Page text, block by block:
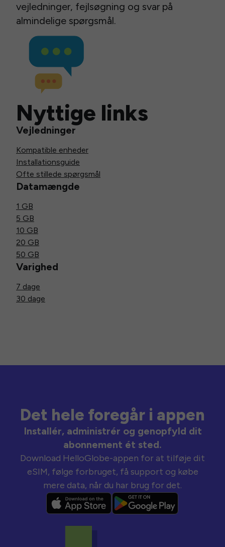
vejledninger, fejlsøgning og svar på
almindelige spørgsmål.
Nyttige links
Vejledninger
Kompatible enheder
Installationsguide
Ofte stillede spørgsmål
Datamængde
1 GB
5 GB
10 GB
20 GB
50 GB
Varighed
7 dage
30 dage
Det hele foregår i appen
Installér, administrér og genopfyld dit
abonnement ét sted.
Download HelloGlobe-appen for at tilføje dit
eSIM, følge forbruget, få support og købe
mere data, når du har brug for det.